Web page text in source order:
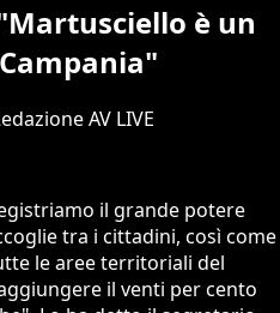
è un
AV LIVE
il grande potere
tra i cittadini, così come
le aree territoriali del
il venti per cento